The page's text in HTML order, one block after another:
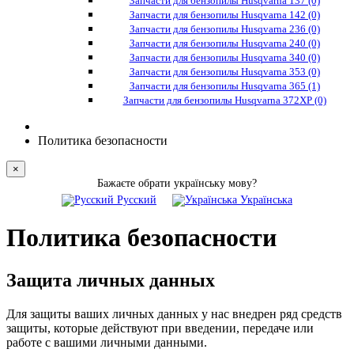
Запчасти для бензопилы Husqvarna 142 (0)
Запчасти для бензопилы Husqvarna 236 (0)
Запчасти для бензопилы Husqvarna 240 (0)
Запчасти для бензопилы Husqvarna 340 (0)
Запчасти для бензопилы Husqvarna 353 (0)
Запчасти для бензопилы Husqvarna 365 (1)
Запчасти для бензопилы Husqvarna 372XP (0)
Политика безопасности
×
Бажаєте обрати українську мову?
Русский
Українська
Политика безопасности
Защита личных данных
Для защиты ваших личных данных у нас внедрен ряд средств
защиты, которые действуют при введении, передаче или
работе с вашими личными данными.